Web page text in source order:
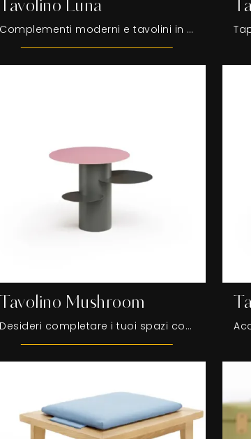
Tavolino Luna
Complementi moderni e tavolini in metallo: scopri di più sul modello Tavolino Luna di Egoitaliano e potrai completare i tuoi spazi.
Tavolino Mushroom
Desideri completare i tuoi spazi con i Complementi Egoitaliano? Ecco qui differenti modelli di tavolini in metallo come Tavolino Mushroom.